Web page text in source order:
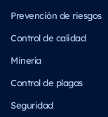
Prevención de riesgos
Control de calidad
Minería
Control de plagas
Seguridad